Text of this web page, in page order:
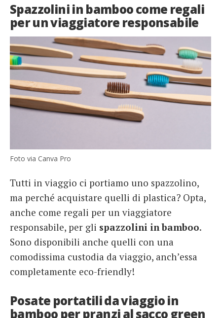
Spazzolini in bamboo come regali
per un viaggiatore responsabile
Foto via Canva Pro
Tutti in viaggio ci portiamo uno spazzolino,
ma perché acquistare quelli di plastica? Opta,
anche come regali per un viaggiatore
responsabile, per gli spazzolini in bamboo.
Sono disponibili anche quelli con una
comodissima custodia da viaggio, anch’essa
completamente eco-friendly!
Posate portatili da viaggio in
bamboo per pranzi al sacco green